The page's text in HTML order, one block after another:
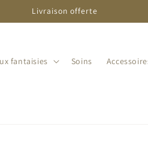
Livraison offerte
fantaisies Soins